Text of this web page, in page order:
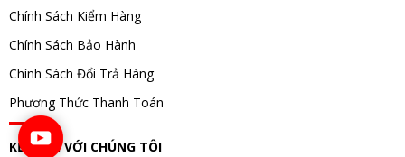
Chính Sách Kiểm Hàng
Chính Sách Bảo Hành
Chính Sách Đổi Trả Hàng
Phương Thức Thanh Toán
KẾT NỐI VỚI CHÚNG TÔI